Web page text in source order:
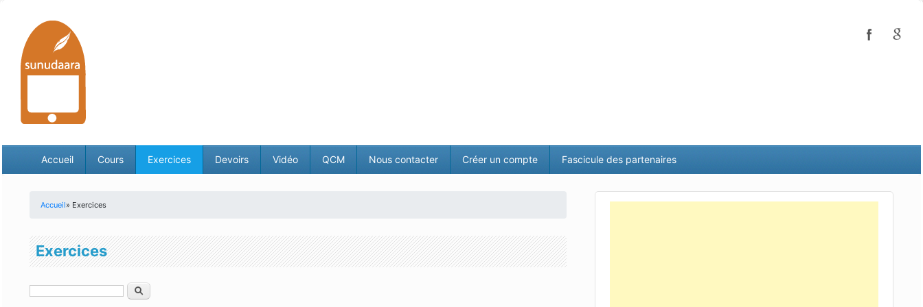
Accueil Cours Exercices Devoirs Vidéo QCM Nous contacter Créer un compte Fascicule des partenaires
Accueil» Exercices
Exercices
Rechercher